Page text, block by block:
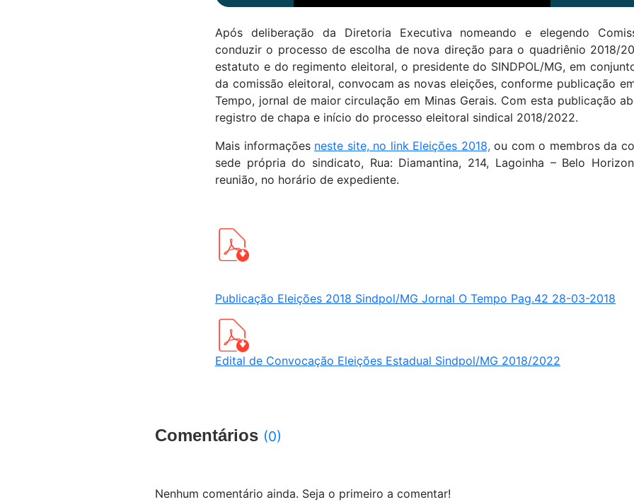
Após deliberação da Diretoria Executiva nomeando e elegendo
conduzir o processo de escolha de nova direção para o quadriênio 2018/
estatuto e do regimento eleitoral, o presidente do SINDPOL/MG, em
da comissão eleitoral, convocam as novas eleições, conforme publicação
Tempo, jornal de maior circulação em Minas Gerais. Com esta publicação
registro de chapa e início do processo eleitoral sindical 2018/2022.
Mais informações neste site, no link Eleições 2018,ou com o membros da
sede própria do sindicato, Rua: Diamantina, 214, Lagoinha – Belo
reunião, no horário de expediente.
Publicação Eleições 2018 Sindpol/MG Jornal O Tempo Pag.42 28-03-2018
Edital de Convocação Eleições Estadual Sindpol/MG 2018/2022
Comentários (0)
Nenhum comentário ainda. Seja o primeiro a comentar!